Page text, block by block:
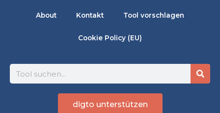
About Kontakt Tool vorschlagen
Cookie Policy (EU)
digto unterstützen